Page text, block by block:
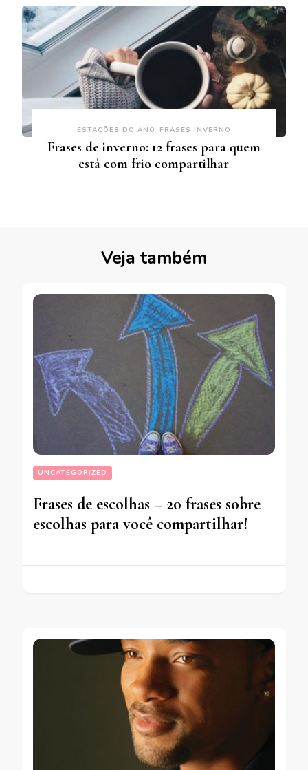
ESTAÇÕES DO ANO FRASES INVERNO
Frases de inverno: 12 frases para quem
está com frio compartilhar
Veja também
UNCATEGORIZED
Frases de escolhas – 20 frases sobre
escolhas para você compartilhar!